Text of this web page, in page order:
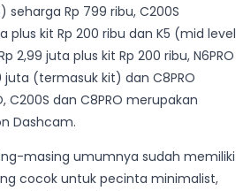
seharga Rp 799 ribu, C200S
plus kit Rp 200 ribu dan K5 (mid level
2,99 juta plus kit Rp 200 ribu, N6PRO
juta (termasuk kit) dan C8PRO
C200S dan C8PRO merupakan
Dashcam.
masing umumnya sudah memiliki
cocok untuk pecinta minimalist,